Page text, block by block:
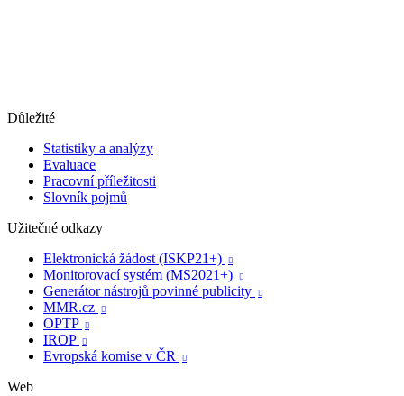
Důležité
Statistiky a analýzy
Evaluace
Pracovní příležitosti
Slovník pojmů
Užitečné odkazy
Elektronická žádost (ISKP21+)

Monitorovací systém (MS2021+) 
Generátor nástrojů povinné publicity 
MMR.cz 
OPTP 
IROP 
Evropská komise v ČR 
Web